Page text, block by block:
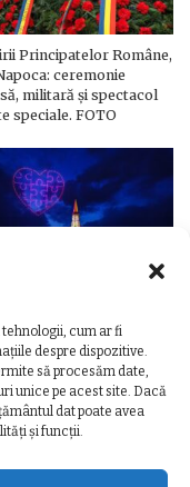
cum ar fi
despre dispozitive.
să procesăm date,
unice pe acest site. Dacă
dat poate avea
și funcții.
Principatelor Române,
ceremonie
militară și spectacol
speciale. FOTO
la Cluj-Napoca.
complet al